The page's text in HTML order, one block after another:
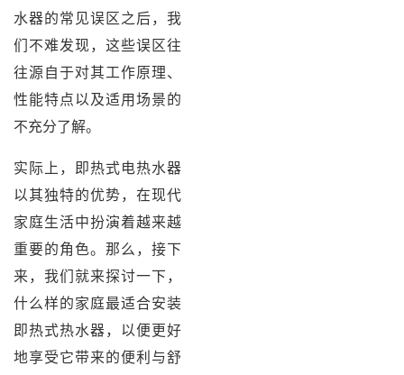
水器的常见误区之后，我
们不难发现，这些误区往
往源自于对其工作原理、
性能特点以及适用场景的
不充分了解。
实际上，即热式电热水器
以其独特的优势，在现代
家庭生活中扮演着越来越
重要的角色。那么，接下
来，我们就来探讨一下，
什么样的家庭最适合安装
即热式热水器，以便更好
地享受它带来的便利与舒